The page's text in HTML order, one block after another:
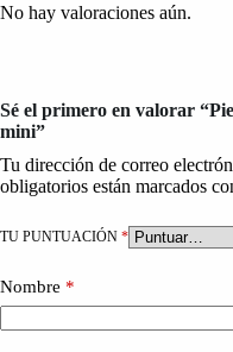
No hay valoraciones aún.
Sé el primero en valorar
mini”
Tu dirección de correo
obligatorios están marcados
TU PUNTUACIÓN *
Nombre *